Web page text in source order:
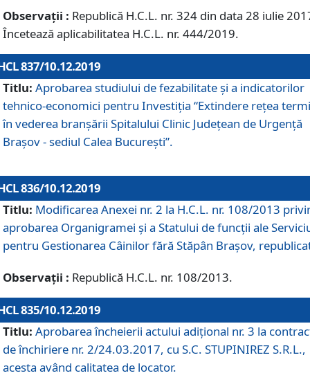
Observații : Republică H.C.L. nr. 324 din data 28 iulie
Încetează aplicabilitatea H.C.L. nr. 444/2019.
837/10.12.2019
Titlu: Aprobarea studiului de fezabilitate și a indicatorilor
tehnico-economici pentru Investiția “Extindere rețea
în vederea branșării Spitalului Clinic Județean de Urgență
Brașov - sediul Calea București”.
836/10.12.2019
Titlu: Modificarea Anexei nr. 2 la H.C.L. nr. 108/2013
aprobarea Organigramei şi a Statului de funcții ale
pentru Gestionarea Câinilor fără Stăpân Brașov,
Observații : Republică H.C.L. nr. 108/2013.
835/10.12.2019
Titlu: Aprobarea încheierii actului adițional nr. 3 la
de închiriere nr. 2/24.03.2017, cu S.C. STUPINIREZ S.R.L.,
acesta având calitatea de locator.